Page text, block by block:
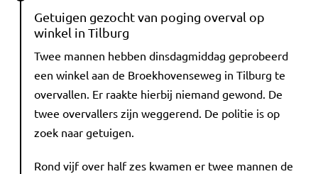
Getuigen gezocht van poging overval op
winkel in Tilburg
Twee mannen hebben dinsdagmiddag geprobeerd
een winkel aan de Broekhovenseweg in Tilburg te
overvallen. Er raakte hierbij niemand gewond. De
twee overvallers zijn weggerend. De politie is op
zoek naar getuigen.
Rond vijf over half zes kwamen er twee mannen de